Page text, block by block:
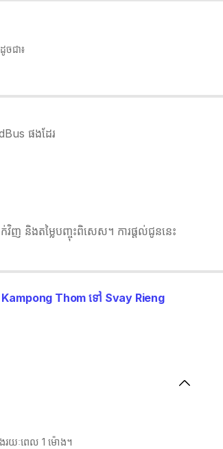
ចជា៖
ផងដែរ
ញ និងតម្លៃបញ្ចុះពិសេស។ ការផ្តល់ជូននេះ
Kampong Thom ទៅ Svay Rieng
រយៈពេល 1 ម៉ោង។